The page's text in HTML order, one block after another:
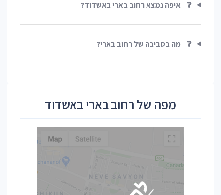
❓ איפה נמצא רחוב בארי באשדוד?
❓ מה בסביבה של רחוב בארי?
מפה של רחוב בארי באשדוד